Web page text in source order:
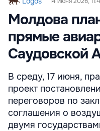
Молдова
прямые
Саудовской
В среду, 17 июня,
проект
переговоров по
соглашения о
двумя